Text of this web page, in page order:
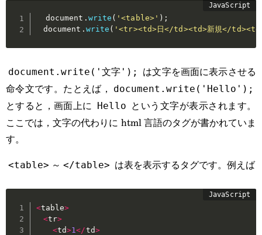
  document
. write ( '<table>' ) ;
  document
. write ( '<tr><td>日</td><td>新規</
document.write('文字');
は文字を画面に表示させる
命令文です。たとえば，
document.write('Hello');
とすると，画面上に Hello という文字が表示されます。
ここでは，文字の代わりに html 言語のタグが書かれていま
す。
<table> ～ </table> は表を表示するタグです。例えば
<table>
<tr>
<td>1</td>